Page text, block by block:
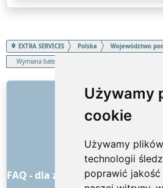
Używamy
cookie
Używamy
technologii
poprawić
EXTRA SERVICES Polska
Województwo
Wymiana baterii kuchennej
LINKI
O nas
Cennik
Ogólne warunki
FAQ - dla zamawiających
FAQ